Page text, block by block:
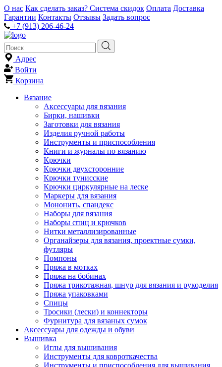
О нас Как сделать заказ? Система скидок Оплата Доставка
Гарантии Контакты Отзывы Задать вопрос
+7 (913) 206-46-24
Адрес
Войти
Корзина
Вязание
Аксессуары для вязания
Бирки, нашивки
Заготовки для вязания
Изделия ручной работы
Инструменты и приспособления
Книги и журналы по вязанию
Крючки
Крючки двухсторонние
Крючки тунисские
Крючки циркулярные на леске
Маркеры для вязания
Мононить, спандекс
Наборы для вязания
Наборы спиц и крючков
Нитки металлизированные
Органайзеры для вязания, проектные сумки,
футляры
Помпоны
Пряжа в мотках
Пряжа на бобинах
Пряжа трикотажная, шнур для вязания и рукоделия
Пряжа упаковками
Спицы
Тросики (лески) и коннекторы
Фурнитура для вязаных сумок
Аксессуары для одежды и обуви
Вышивка
Иглы для вышивания
Инструменты для ковроткачества
Инструменты и приспособления для вышивания